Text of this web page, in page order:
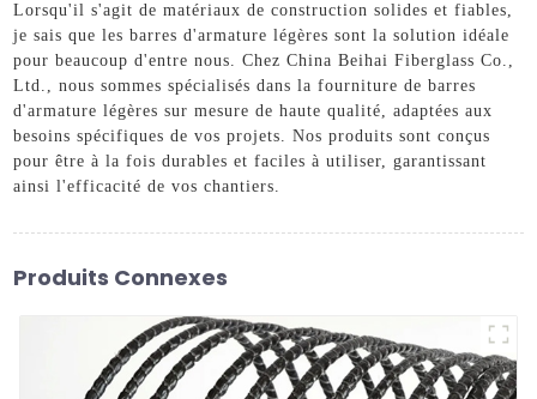
Lorsqu'il s'agit de matériaux de construction solides et fiables,
je sais que les barres d'armature légères sont la solution idéale
pour beaucoup d'entre nous. Chez China Beihai Fiberglass Co.,
Ltd., nous sommes spécialisés dans la fourniture de barres
d'armature légères sur mesure de haute qualité, adaptées aux
besoins spécifiques de vos projets. Nos produits sont conçus
pour être à la fois durables et faciles à utiliser, garantissant
ainsi l'efficacité de vos chantiers.
Produits Connexes